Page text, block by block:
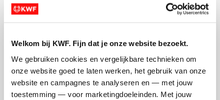
Welkom bij KWF. Fijn dat je onze website bezoekt.
We gebruiken cookies en vergelijkbare technieken om
onze website goed te laten werken, het gebruik van onze
website en campagnes te analyseren en — met jouw
toestemming — voor marketingdoeleinden. Met jouw
0/150
Naam die op de pagina verschijnt